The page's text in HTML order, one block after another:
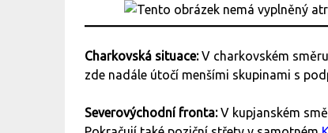
Charkovská situace:V charkovském
zde nadále útočí menšími skupinami s
Severovýchodní fronta:V kupjanském